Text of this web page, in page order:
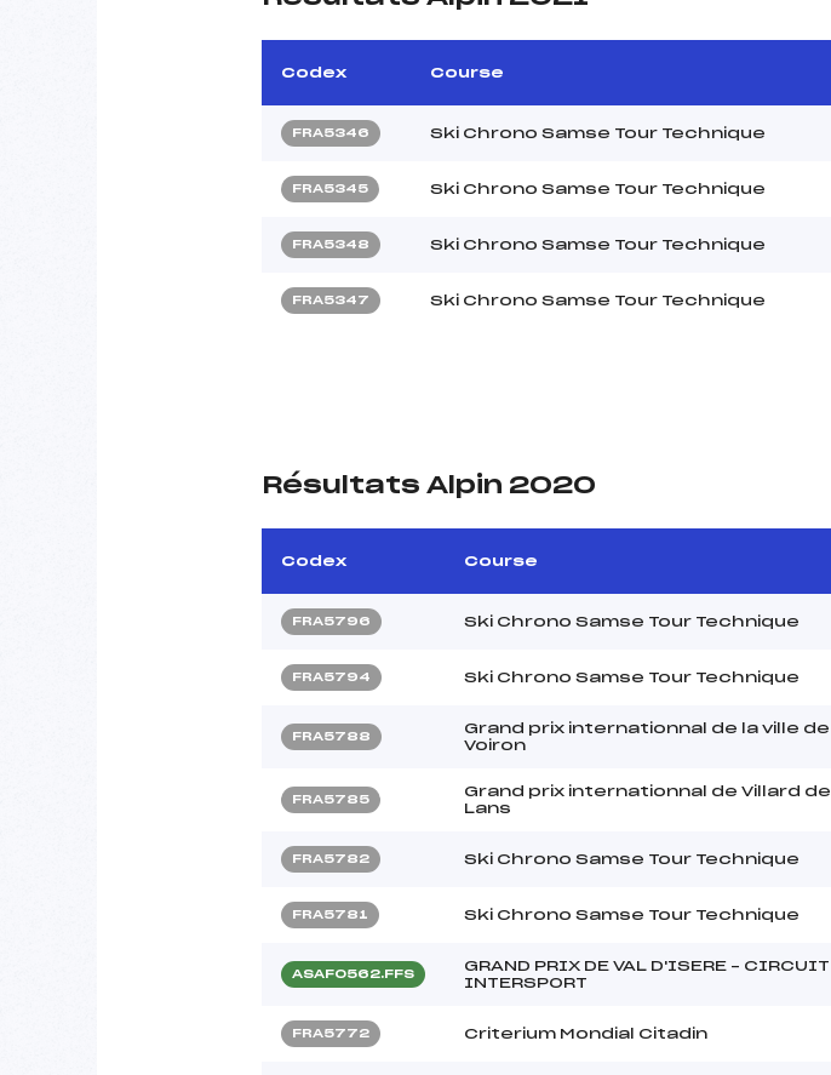
Codex Course
FRA5346 Ski Chrono Samse Tour Technique
FRA5345 Ski Chrono Samse Tour Technique
FRA5348 Ski Chrono Samse Tour Technique
FRA5347 Ski Chrono Samse Tour Technique
Résultats Alpin 2020
Codex Course
FRA5796 Ski Chrono Samse Tour Technique
FRA5794 Ski Chrono Samse Tour Technique
FRA5788
Grand prix internationnal de la ville de
Voiron
FRA5785
Grand prix internationnal de Villard de
Lans
FRA5782 Ski Chrono Samse Tour Technique
FRA5781 Ski Chrono Samse Tour Technique
ASAF0562.FFS
GRAND PRIX DE VAL D'ISERE – CIRCUIT
INTERSPORT
FRA5772 Criterium Mondial Citadin